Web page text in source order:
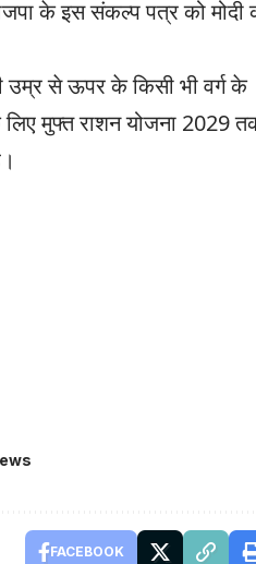
के इस संकल्प पत्र को मोदी
उम्र से ऊपर के किसी भी वर्ग के
मुफ्त राशन योजना 2029
FACEBOOK